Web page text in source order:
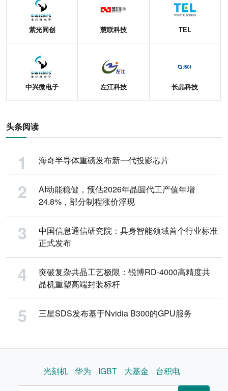
紫光同创 慧联科技 TEL
中兴微电子 左江科技 长晶科技
头条阅读
海奇半导体重磅发布新一代投影芯片
AI动能稳健，预估2026年晶圆代工产值年增
24.8%，部分制程涨价浮现
中国信息通信研究院：具身智能领域首个行业标准
正式发布
突破复杂共晶工艺极限：锐博RD-4000高精度共
晶机重塑高端封装标杆
三星SDS发布基于Nvidia B300的GPU服务
光刻机 华为 IGBT 大基金 台积电